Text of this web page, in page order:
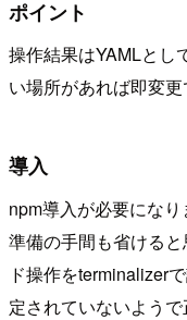
ポイント
操作結果はYAMLとし
い場所があれば即変更
導入
npm導入が必要にな
準備の手間も省ける
ド操作をterminalizer
定されていないようで